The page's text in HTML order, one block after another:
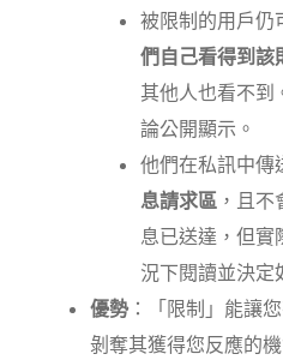
被限制的用戶仍
們自己看得到該
其他人也看不到
論公開顯示。
他們在私訊中傳
息請求區 ，且
息已送達，但實
況下閱讀並決定
優勢：「限制」能讓
剝奪其獲得您反應的